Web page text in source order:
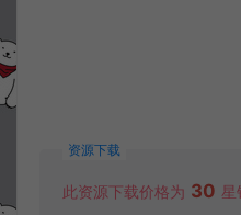
资源下载
此资源下载价格为 30 星